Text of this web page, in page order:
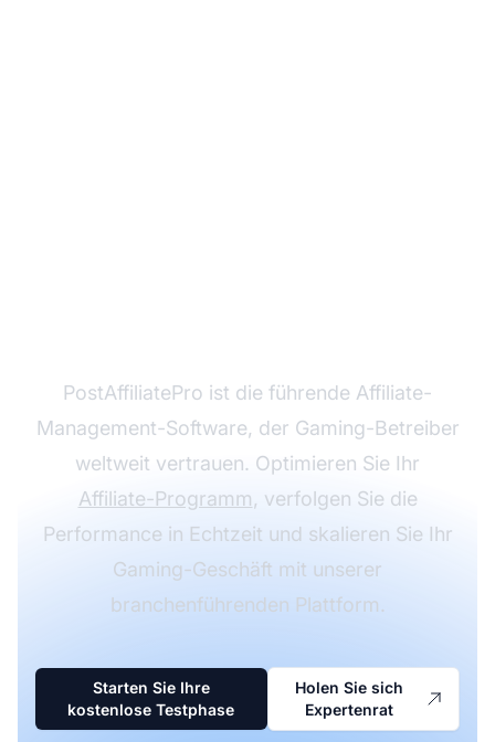
PostAffiliatePro ist die führende Affiliate-
Management-Software, der Gaming-Betreiber
weltweit vertrauen. Optimieren Sie Ihr
Affiliate-Programm, verfolgen Sie die
Performance in Echtzeit und skalieren Sie Ihr
Gaming-Geschäft mit unserer
branchenführenden Plattform.
Starten Sie Ihre
kostenlose Testphase
Holen Sie sich
Expertenrat